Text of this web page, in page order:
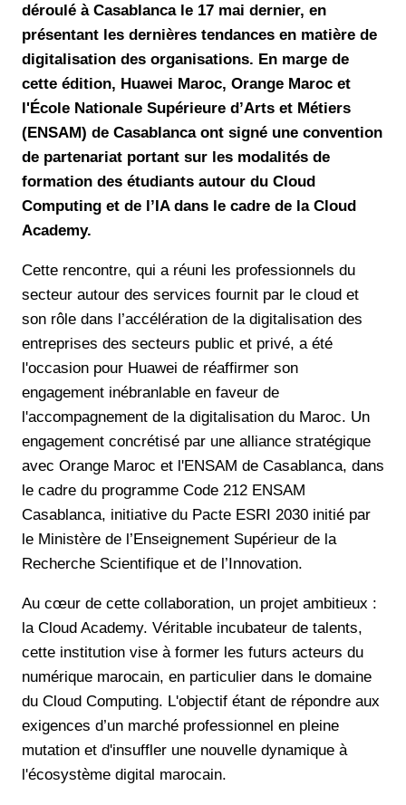
déroulé à Casablanca le 17 mai dernier, en
présentant les dernières tendances en matière de
digitalisation des organisations. En marge de
cette édition, Huawei Maroc, Orange Maroc et
l'École Nationale Supérieure d’Arts et Métiers
(ENSAM) de Casablanca ont signé une convention
de partenariat portant sur les modalités de
formation des étudiants autour du Cloud
Computing et de l’IA dans le cadre de la Cloud
Academy.
Cette rencontre, qui a réuni les professionnels du
secteur autour des services fournit par le cloud et
son rôle dans l’accélération de la digitalisation des
entreprises des secteurs public et privé, a été
l'occasion pour Huawei de réaffirmer son
engagement inébranlable en faveur de
l'accompagnement de la digitalisation du Maroc. Un
engagement concrétisé par une alliance stratégique
avec Orange Maroc et l'ENSAM de Casablanca, dans
le cadre du programme Code 212 ENSAM
Casablanca, initiative du Pacte ESRI 2030 initié par
le Ministère de l’Enseignement Supérieur de la
Recherche Scientifique et de l’Innovation.
Au cœur de cette collaboration, un projet ambitieux :
la Cloud Academy. Véritable incubateur de talents,
cette institution vise à former les futurs acteurs du
numérique marocain, en particulier dans le domaine
du Cloud Computing. L'objectif étant de répondre aux
exigences d’un marché professionnel en pleine
mutation et d'insuffler une nouvelle dynamique à
l'écosystème digital marocain.